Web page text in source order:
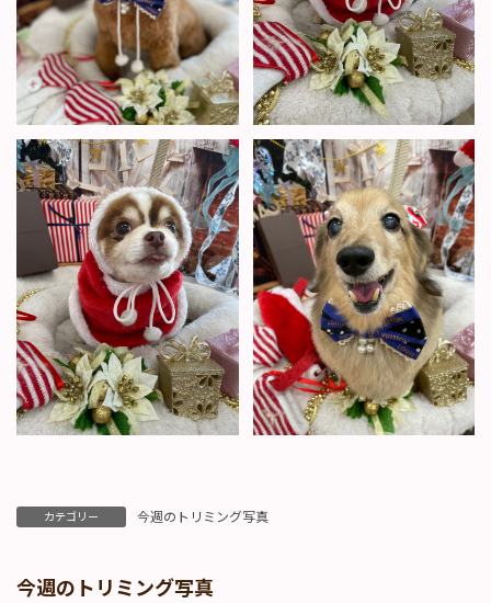
カテゴリー 今週のトリミング写真
今週のトリミング写真